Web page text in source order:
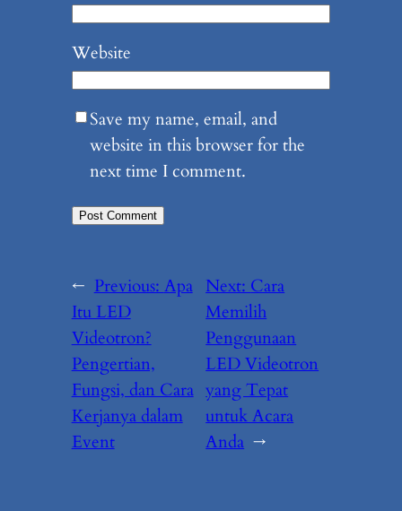
Website
Save my name, email, and
website in this browser for the
next time I comment.
← Previous: Apa
Itu LED
Videotron?
Pengertian,
Fungsi, dan Cara
Kerjanya dalam
Event
Next: Cara
Memilih
Penggunaan
LED Videotron
yang Tepat
untuk Acara
Anda →